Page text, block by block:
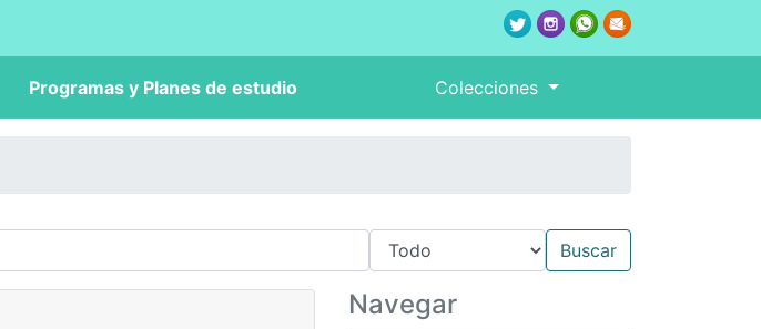
Programas y Planes de estudio Colecciones
Navegar